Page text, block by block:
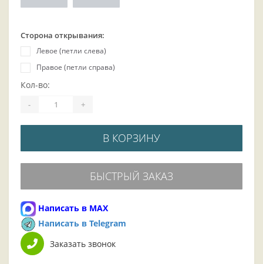
Сторона открывания:
Левое (петли слева)
Правое (петли справа)
Кол-во:
- +
В КОРЗИНУ
БЫСТРЫЙ ЗАКАЗ
Написать в MAX
Написать в Telegram
Заказать звонок